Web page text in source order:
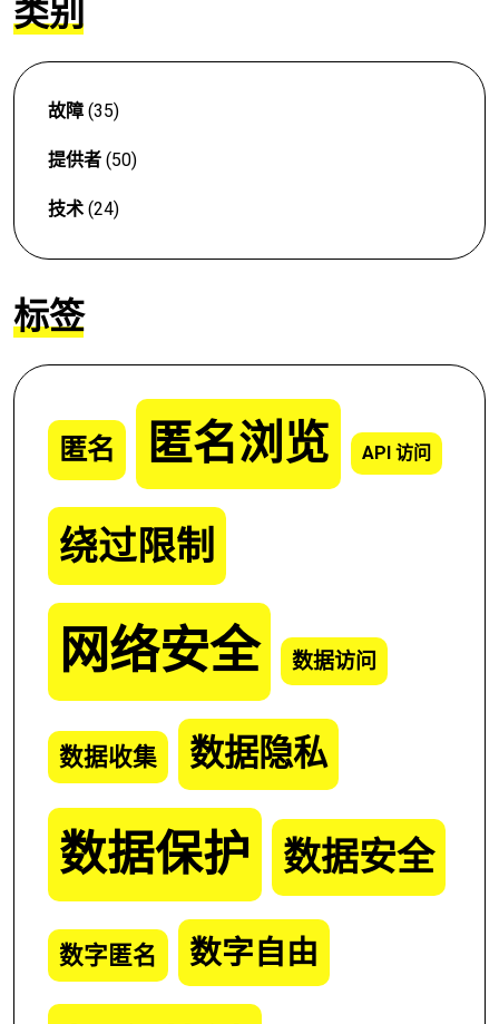
类别
故障 (35)
提供者 (50)
技术 (24)
标签
匿名 匿名浏览 API 访问
绕过限制
网络安全 数据访问
数据收集 数据隐私
数据保护 数据安全
数字匿名 数字自由